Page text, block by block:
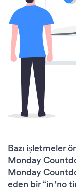
Bazı işletmeler
Monday
Monday
eden bir “in 'no